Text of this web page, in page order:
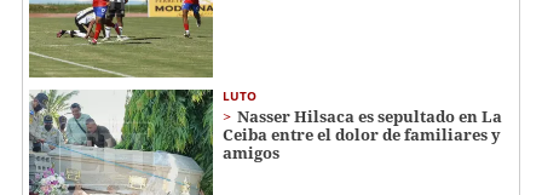
LUTO
Nasser Hilsaca es sepultado en La
Ceiba entre el dolor de familiares y
amigos